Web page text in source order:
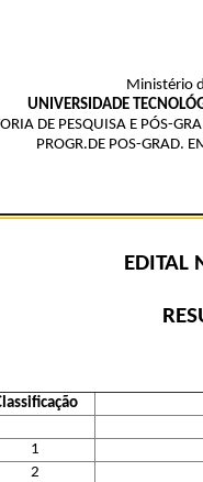
Ministério
UNIVERSIDADE
DE PESQUISA E PÓS-
PROGR.DE POS-GRAD.
EDITAL
1
2